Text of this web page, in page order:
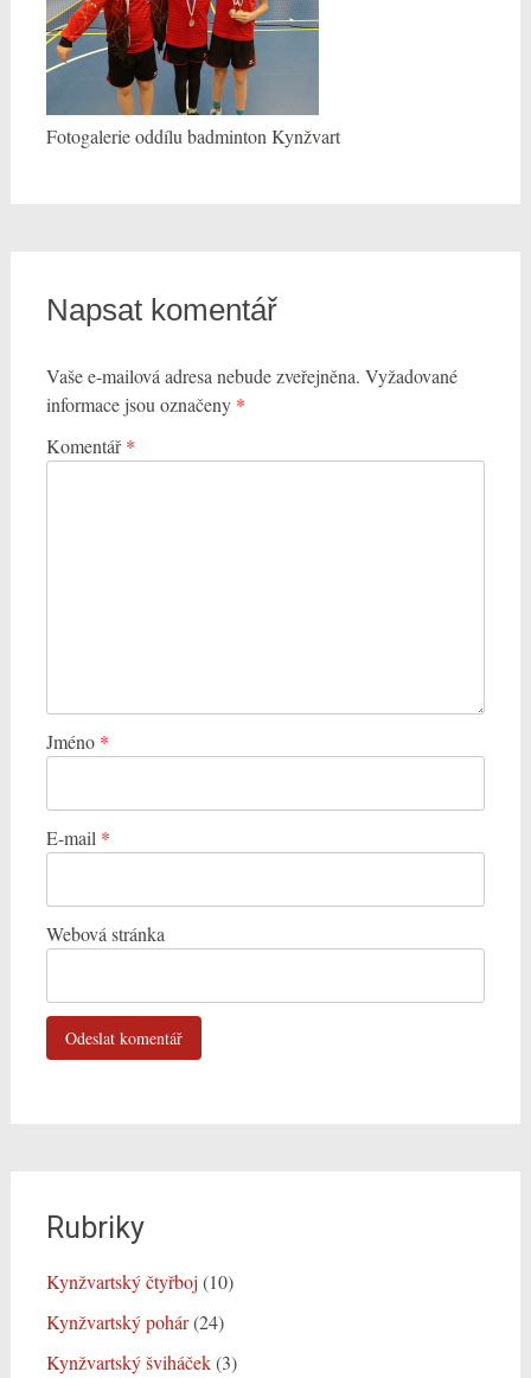
Fotogalerie oddílu badminton Kynžvart
Napsat komentář
Vaše e-mailová adresa nebude zveřejněna. Vyžadované
informace jsou označeny *
Komentář*
Jméno *
E-mail *
Webová stránka
Rubriky
Kynžvartský čtyřboj (10)
Kynžvartský pohár(24)
Kynžvartský šviháček(3)